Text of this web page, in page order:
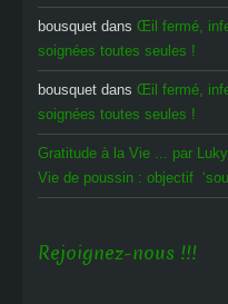
bousquet dans Œil fermé,
soignées toutes seules !
bousquet dans Œil fermé,
soignées toutes seules !
Gratitude à la Vie ... par
Vie de poussin : objectif
Rejoignez-nous !!!